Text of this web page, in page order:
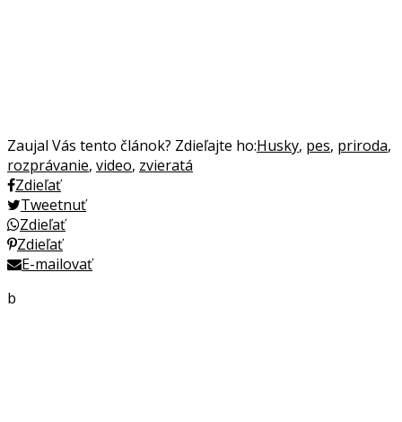
Zaujal Vás tento článok? Zdieľajte ho:Husky, pes, priroda,
rozprávanie, video, zvieratá
Zdieľať
Tweetnuť
Zdieľať
Zdieľať
E-mailovať
b